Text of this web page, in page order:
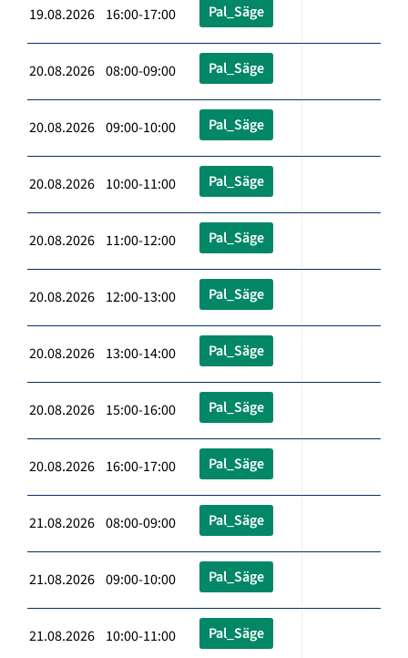
19.08.2026 16:00-17:00 Pal_Säge
20.08.2026 08:00-09:00 Pal_Säge
20.08.2026 09:00-10:00 Pal_Säge
20.08.2026 10:00-11:00 Pal_Säge
20.08.2026 11:00-12:00 Pal_Säge
20.08.2026 12:00-13:00 Pal_Säge
20.08.2026 13:00-14:00 Pal_Säge
20.08.2026 15:00-16:00 Pal_Säge
20.08.2026 16:00-17:00 Pal_Säge
21.08.2026 08:00-09:00 Pal_Säge
21.08.2026 09:00-10:00 Pal_Säge
21.08.2026 10:00-11:00 Pal_Säge